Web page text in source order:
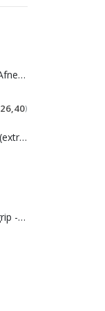
Douchestoel met Afneembare Rugleuning ? Verstelbaar Douchekrukje ? Grijs
26,40)
Douche/bad stoel (extra breed)
Wandbeugel Ergogrip - Recht